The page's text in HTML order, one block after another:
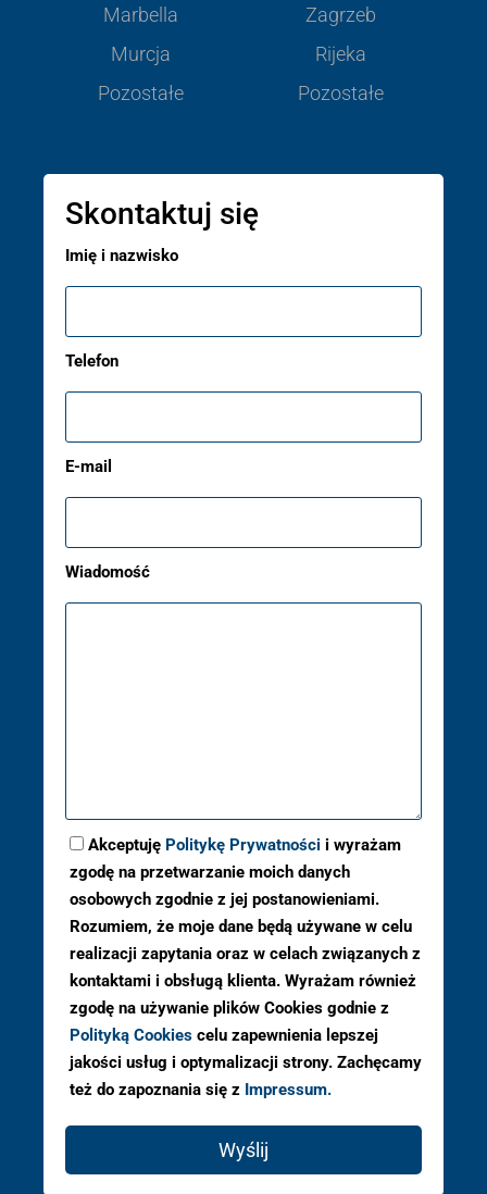
Marbella
Murcja
Pozostałe
Zagrzeb
Rijeka
Pozostałe
Skontaktuj się
Imię i nazwisko
Telefon
E-mail
Wiadomość
Akceptuję Politykę Prywatności i wyrażam
zgodę na przetwarzanie moich danych
osobowych zgodnie z jej postanowieniami.
Rozumiem, że moje dane będą używane w celu
realizacji zapytania oraz w celach związanych z
kontaktami i obsługą klienta. Wyrażam również
zgodę na używanie plików Cookies godnie z
Polityką Cookies celu zapewnienia lepszej
jakości usług i optymalizacji strony. Zachęcamy
też do zapoznania się z Impressum.
Wyślij